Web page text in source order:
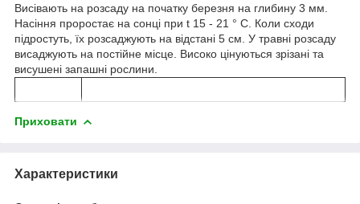
Висівають на розсаду на початку березня на глибину 3 мм.
Насіння проростає на сонці при t 15 - 21 ° С. Коли сходи
підростуть, їх розсаджують на відстані 5 см. У травні розсаду
висаджують на постійне місце. Високо цінуються зрізані та
висушені запашні рослини.
Приховати
Характеристики